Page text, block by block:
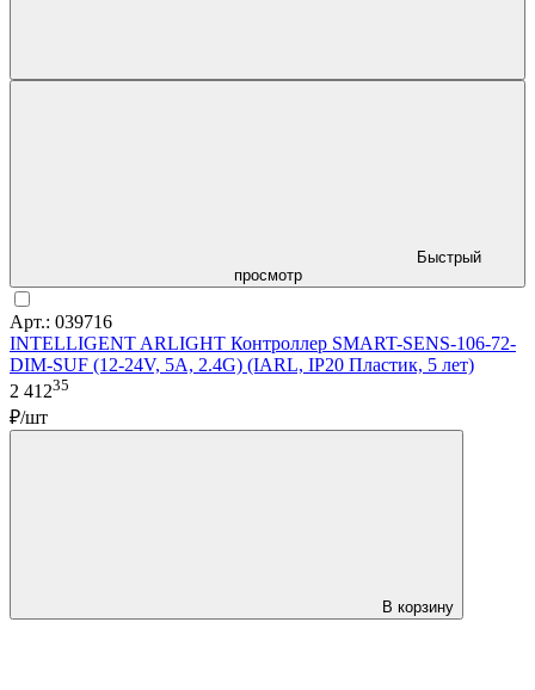
Быстрый
просмотр
Арт.: 039716
INTELLIGENT ARLIGHT Контроллер SMART-SENS-106-72-
DIM-SUF (12-24V, 5A, 2.4G) (IARL, IP20 Пластик, 5 лет)
2 41235
₽/шт
В корзину